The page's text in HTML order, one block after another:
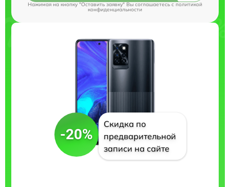
Нажимая на кнопку "Оставить заявку" Вы соглашаетесь cполитикой
конфиденциальности
-20%
Скидка по
предварительной
записи на сайте